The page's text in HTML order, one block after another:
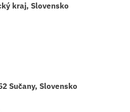
kraj, Slovensko
Sučany, Slovensko